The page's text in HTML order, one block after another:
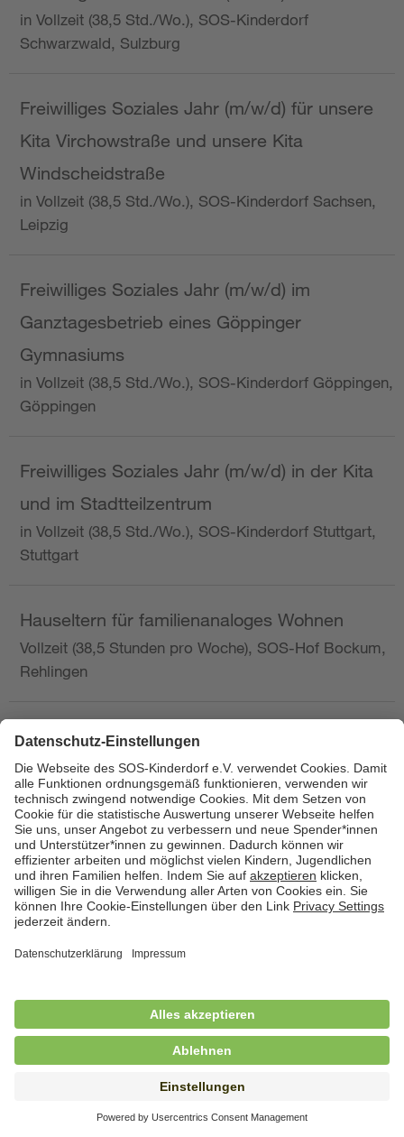
in Vollzeit (38,5 Std./Wo.), SOS-Kinderdorf
Schwarzwald, Sulzburg
Freiwilliges Soziales Jahr (m/w/d) für unsere
Kita Virchowstraße und unsere Kita
Windscheidstraße
in Vollzeit (38,5 Std./Wo.), SOS-Kinderdorf Sachsen,
Leipzig
Freiwilliges Soziales Jahr (m/w/d) im
Ganztagesbetrieb eines Göppinger
Gymnasiums
in Vollzeit (38,5 Std./Wo.), SOS-Kinderdorf Göppingen,
Göppingen
Freiwilliges Soziales Jahr (m/w/d) in der Kita
und im Stadtteilzentrum
in Vollzeit (38,5 Std./Wo.), SOS-Kinderdorf Stuttgart,
Stuttgart
Hauseltern für familienanaloges Wohnen
Vollzeit (38,5 Stunden pro Woche), SOS-Hof Bockum,
Rehlingen
Hauswirtschafterin / Köchin (m/w/d) als
Ausbilderin (m/w/d) im Bereich
Nahrungszubereitung
in Vollzeit (38,5 Std./Wo.), SOS-Kinderdorf
Saarbrücken, Saarbrücken
Hauswirtschaftskraft (m/w/d)
in Teilzeit (mind. 20 - max. 30 Std./.Wo.), SOS-
Hauswirtschaftskraft (m/w/d)
in unbefristeter Anstellung, Teilzeit (20 Std./Wo.), SOS-
Kinderdorf Dortmund, Hagen